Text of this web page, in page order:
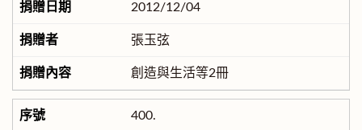
2012/12/04
張玉弦
創造與生活等2冊
400.